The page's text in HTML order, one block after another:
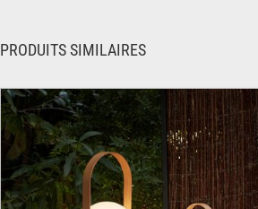
PRODUITS SIMILAIRES